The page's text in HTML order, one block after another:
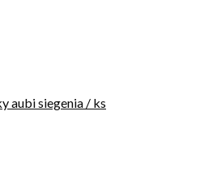
aubi siegenia / ks